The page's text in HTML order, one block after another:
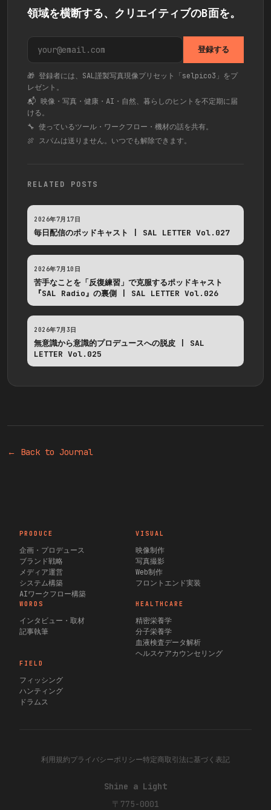
領域を横断する、クリエイティブのB面を。
登録する
🎁 登録者には、SAL謹製写真現像プリセット「selpico3」をプ
レゼント。
📬 映像・写真・健康・AI・自然、暮らしのヒントを不定期に届
ける。
🔧 使っているツール・ワークフロー・機材の話を共有。
🍖 スパムは送りません。いつでも解除できます。
RELATED POSTS
2026年7月17日
毎日配信のポッドキャスト | SAL LETTER Vol.027
2026年7月10日
苦手なことを「反復練習」で克服するポッドキャスト
『SAL Radio』の裏側 | SAL LETTER Vol.026
2026年7月3日
無意識から意識的プロデュースへの脱皮 | SAL
LETTER Vol.025
← Back to Journal
PRODUCE
企画・プロデュース
ブランド戦略
メディア運営
システム構築
AIワークフロー構築
VISUAL
映像制作
写真撮影
Web制作
フロントエンド実装
WORDS
インタビュー・取材
記事執筆
HEALTHCARE
精密栄養学
分子栄養学
血液検査データ解析
ヘルスケアカウンセリング
FIELD
フィッシング
ハンティング
ドラムス
利用規約プライバシーポリシー特定商取引法に基づく表記
Shine a Light
〒775-0001